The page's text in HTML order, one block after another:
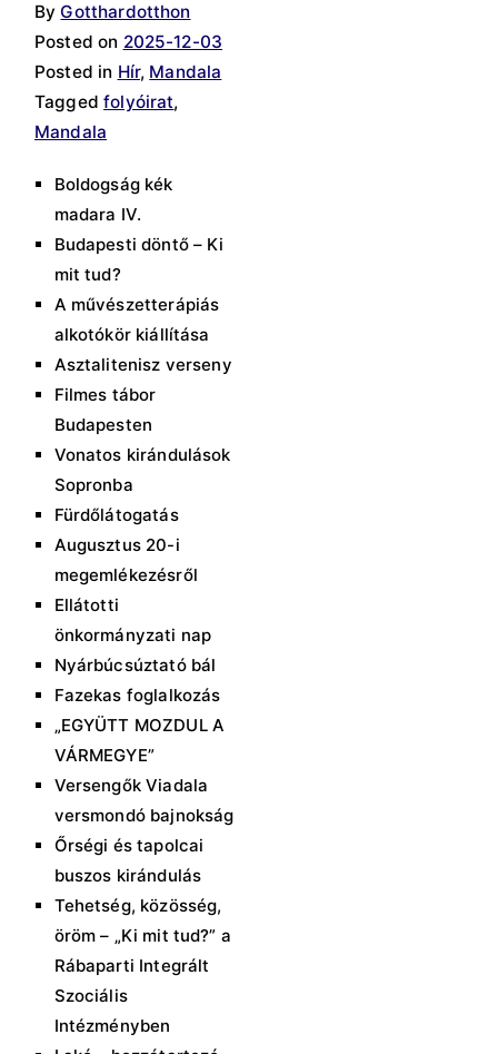
ByGotthardotthon
Posted on 2025-12-03
Posted in Hír, Mandala
Taggedfolyóirat,
Mandala
Boldogság kék
madara IV.
Budapesti döntő – Ki
mit tud?
A művészetterápiás
alkotókör kiállítása
Asztalitenisz verseny
Filmes tábor
Budapesten
Vonatos kirándulások
Sopronba
Fürdőlátogatás
Augusztus 20-i
megemlékezésről
Ellátotti
önkormányzati nap
Nyárbúcsúztató bál
Fazekas foglalkozás
„EGYÜTT MOZDUL A
VÁRMEGYE”
Versengők Viadala
versmondó bajnokság
Őrségi és tapolcai
buszos kirándulás
Tehetség, közösség,
öröm – „Ki mit tud?” a
Rábaparti Integrált
Szociális
Intézményben